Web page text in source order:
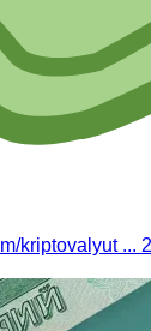
kriptovalyut ...